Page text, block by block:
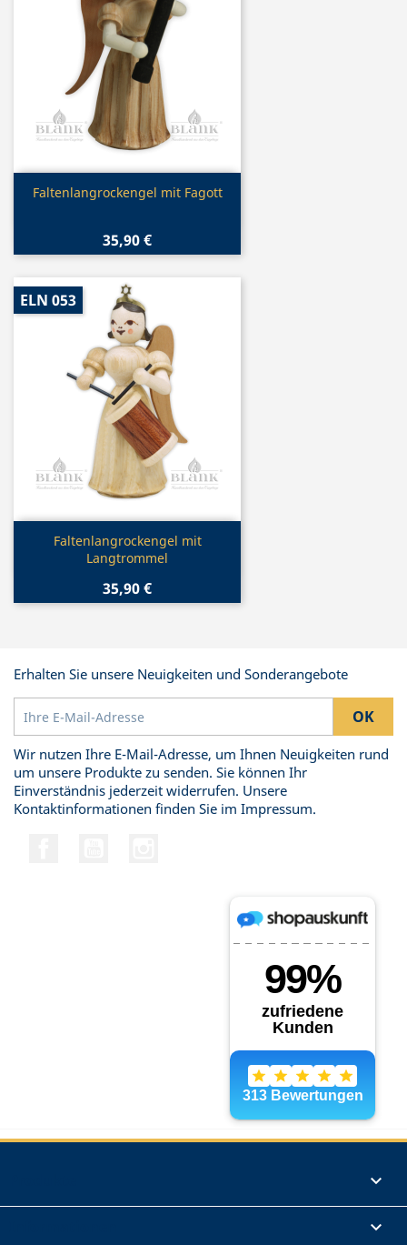
Vorschau
Faltenlangrockengel mit Fagott
35,90 €
Vorschau
Faltenlangrockengel mit
Langtrommel
35,90 €
ELN 053
Erhalten Sie unsere Neuigkeiten und Sonderangebote
Wir nutzen Ihre E-Mail-Adresse, um Ihnen Neuigkeiten rund
um unsere Produkte zu senden. Sie können Ihr
Einverständnis jederzeit widerrufen. Unsere
Kontaktinformationen finden Sie im Impressum.

